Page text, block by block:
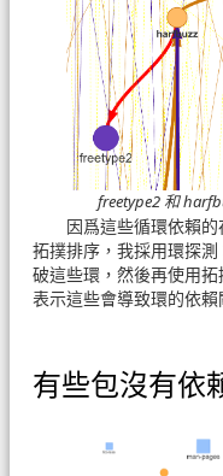
freetype2 和
因爲這些循環依賴
拓撲排序，我採用環探
破這些環，然後再使用
表示這些會導致環的依賴
有些包沒有依